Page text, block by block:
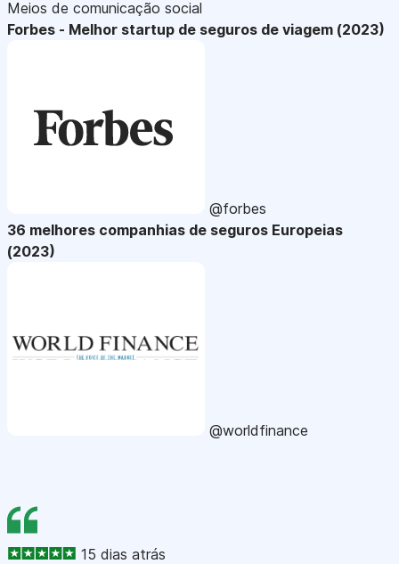
Meios de comunicação social
Forbes - Melhor startup de seguros de viagem (2023)
@forbes
36 melhores companhias de seguros Europeias
(2023)
@worldfinance
15 dias atrás